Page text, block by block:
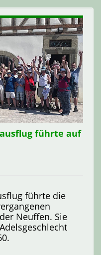
führte auf
führte die
Neuffen. Sie